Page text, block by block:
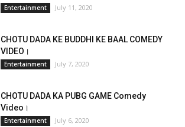
Entertainment July 11, 2020
CHOTU DADA KE BUDDHI KE BAAL COMEDY
VIDEO।
Entertainment July 7, 2020
CHOTU DADA KA PUBG GAME Comedy
Video।
Entertainment July 6, 2020